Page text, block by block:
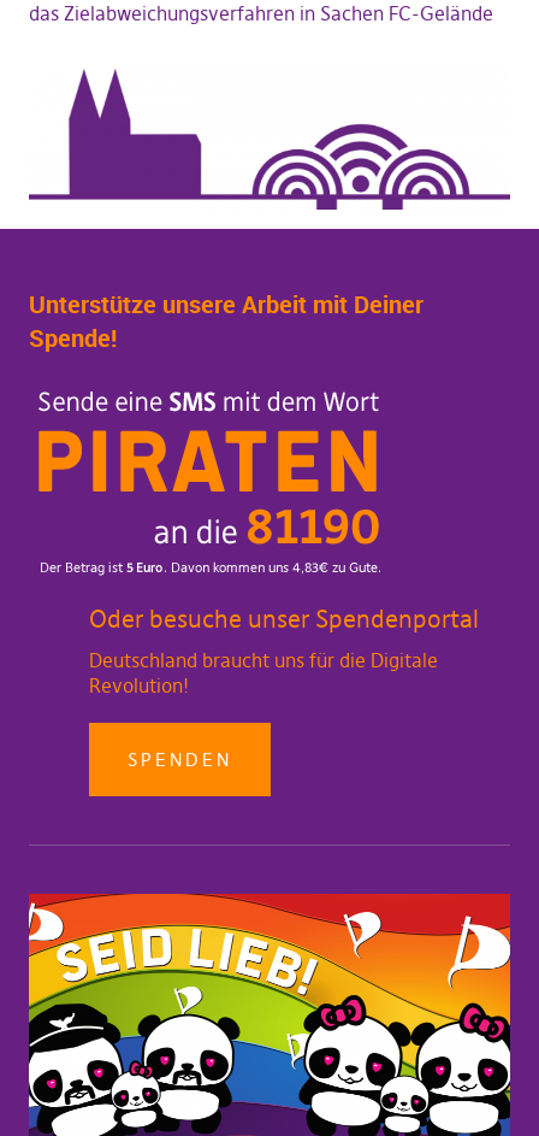
das Zielabweichungsverfahren in Sachen FC-Gelände
Unterstütze unsere Arbeit mit Deiner
Spende!
Oder besuche unser Spendenportal
Deutschland braucht uns für die Digitale
Revolution!
SPENDEN